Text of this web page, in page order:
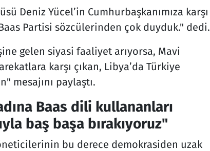
Deniz Yücel’in Cumhurbaşkanımıza karşı
Partisi sözcülerinden çok duyduk." dedi.
gelen siyasi faaliyet arıyorsa, Mavi
karşı çıkan, Libya’da Türkiye
mesajını paylaştı.
Baas dili kullananları
baş başa bırakıyoruz"
bu derece demokrasiden uzak